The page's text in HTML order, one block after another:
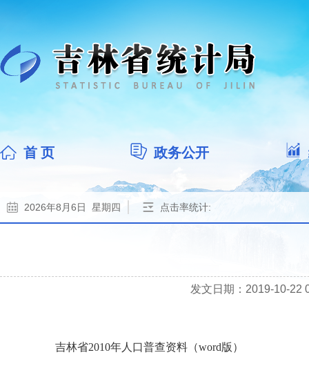
首 页 政务公开
2026年8月6日 星期四 点击率统计:
发文日期：2019-10-22
吉林省2010年人口普查资料（word版）